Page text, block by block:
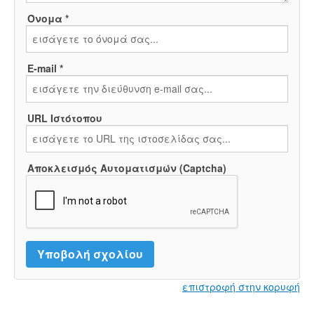
Όνομα *
E-mail *
URL Ιστότοπου
Αποκλεισμός Αυτοματισμών (Captcha)
επιστροφή στην κορυφή